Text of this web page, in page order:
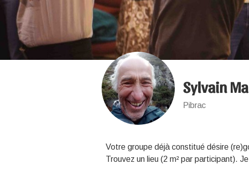
Sylvain
Pibrac
Votre groupe déjà constitué désire
Trouvez un lieu (2 m² par participant).